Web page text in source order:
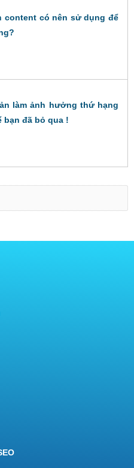
content có nên sử dụng để
làm ảnh hưởng thứ hạng
bạn đã bỏ qua !